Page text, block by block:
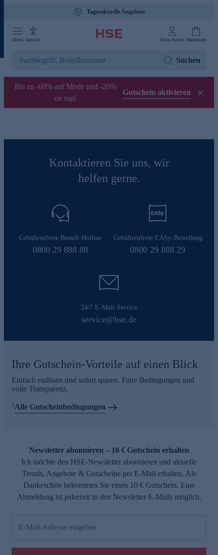
Tagesaktuelle Angebote
Menü Ansicht Mein Konto Warenkorb
Suchen
Bis zu -60% auf Mode und -20%
on top!
Gutschein aktivieren
Kontaktieren Sie uns, wir
helfen gerne.
Gebührenfreie Bestell-Hotline
0800 29 888 88
Gebührenfreie EASy-Bestellung
0800 29 888 29
24/7 E-Mail-Service
service@hse.de
Ihre Gutschein-Vorteile auf einen Blick
Einfach einlösen und sofort sparen. Faire Bedingungen und
volle Transparenz.
1Alle Gutscheinbedingungen
Newsletter abonnieren – 10 € Gutschein erhalten
Ich möchte den HSE-Newsletter abonnieren und aktuelle
Trends, Angebote & Gutscheine per E-Mail erhalten. Als
Dankeschön bekommen Sie einen 10 € Gutschein. Eine
Abmeldung ist jederzeit in den Newsletter-E-Mails möglich.
E-Mail-Adresse eingeben